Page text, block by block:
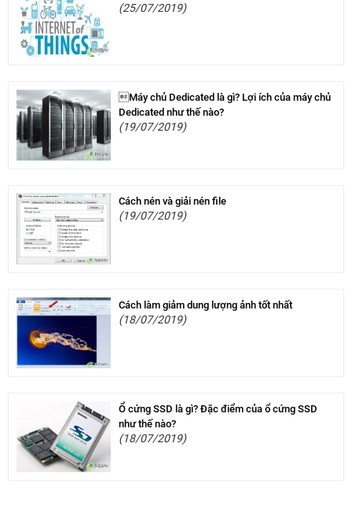
(25/07/2019)
Máy chủ Dedicated là gì? Lợi ích của máy chủ
Dedicated như thế nào?
(19/07/2019)
Cách nén và giải nén file
(19/07/2019)
Cách làm giảm dung lượng ảnh tốt nhất
(18/07/2019)
Ổ cứng SSD là gì? Đặc điểm của ổ cứng SSD
như thế nào?
(18/07/2019)